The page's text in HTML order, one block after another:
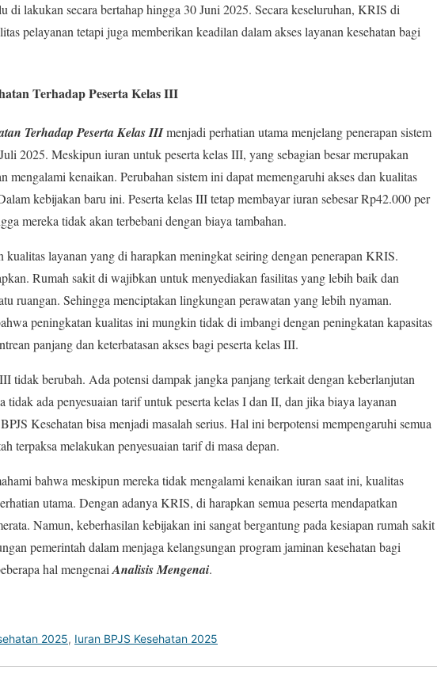
di lakukan secara bertahap hingga 30 Juni 2025. Secara keseluruhan, KRIS di
pelayanan tetapi juga memberikan keadilan dalam akses layanan kesehatan bagi
Terhadap Peserta Kelas III
Terhadap Peserta Kelas IIImenjadi perhatian utama menjelang penerapan sistem
2025. Meskipun iuran untuk peserta kelas III, yang sebagian besar merupakan
kenaikan. Perubahan sistem ini dapat memengaruhi akses dan kualitas
kebijakan baru ini. Peserta kelas III tetap membayar iuran sebesar Rp42.000 per
mereka tidak akan terbebani dengan biaya tambahan.
layanan yang di harapkan meningkat seiring dengan penerapan KRIS.
Rumah sakit di wajibkan untuk menyediakan fasilitas yang lebih baik dan
ruangan. Sehingga menciptakan lingkungan perawatan yang lebih nyaman.
peningkatan kualitas ini mungkin tidak di imbangi dengan peningkatan kapasitas
panjang dan keterbatasan akses bagi peserta kelas III.
tidak berubah. Ada potensi dampak jangka panjang terkait dengan keberlanjutan
tidak ada penyesuaian tarif untuk peserta kelas I dan II, dan jika biaya layanan
Kesehatan bisa menjadi masalah serius. Hal ini berpotensi mempengaruhi semua
terpaksa melakukan penyesuaian tarif di masa depan.
bahwa meskipun mereka tidak mengalami kenaikan iuran saat ini, kualitas
utama. Dengan adanya KRIS, di harapkan semua peserta mendapatkan
Namun, keberhasilan kebijakan ini sangat bergantung pada kesiapan rumah sakit
pemerintah dalam menjaga kelangsungan program jaminan kesehatan bagi
hal mengenai Analisis Mengenai.
2025, Iuran BPJS Kesehatan 2025